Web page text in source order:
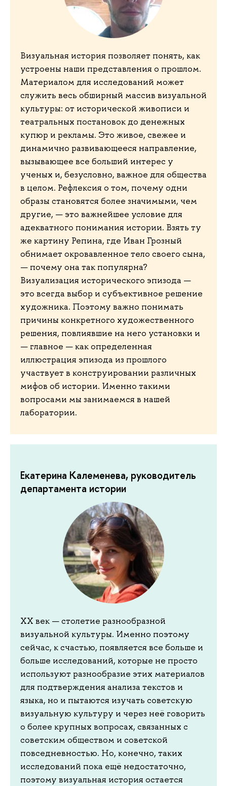
Визуальная история позволяет понять, как
устроены наши представления о прошлом.
Материалом для исследований может
служить весь обширный массив визуальной
культуры: от исторической живописи и
театральных постановок до денежных
купюр и рекламы. Это живое, свежее и
динамично развивающееся направление,
вызывающее все больший интерес у
ученых и, безусловно, важное для общества
в целом. Рефлексия о том, почему одни
образы становятся более значимыми, чем
другие, — это важнейшее условие для
адекватного понимания истории. Взять ту
же картину Репина, где Иван Грозный
обнимает окровавленное тело своего сына,
— почему она так популярна?
Визуализация исторического эпизода —
это всегда выбор и субъективное решение
художника. Поэтому важно понимать
причины конкретного художественного
решения, повлиявшие на него установки и
— главное — как определенная
иллюстрация эпизода из прошлого
участвует в конструировании различных
мифов об истории. Именно такими
вопросами мы занимаемся в нашей
лаборатории.
Екатерина Калеменева, руководитель
департамента истории
ХХ век — столетие разнообразной
визуальной культуры. Именно поэтому
сейчас, к счастью, появляется все больше и
больше исследований, которые не просто
используют разнообразие этих материалов
для подтверждения анализа текстов и
языка, но и пытаются изучать советскую
визуальную культуру и через неё говорить
о более крупных вопросах, связанных с
советским обществом и советской
повседневностью. Но, конечно, таких
исследований пока ещё недостаточно,
поэтому визуальная история остается